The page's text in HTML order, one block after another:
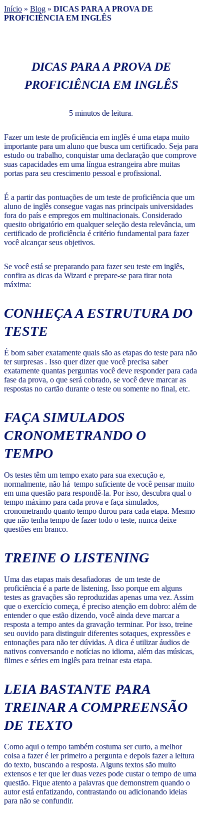
Início » Blog » DICAS PARA A PROVA DE
PROFICIÊNCIA EM INGLÊS
DICAS PARA A PROVA DE
PROFICIÊNCIA EM INGLÊS
5 minutos de leitura.
Fazer um teste de proficiência em inglês é uma etapa muito
importante para um aluno que busca um certificado. Seja para
estudo ou trabalho, conquistar uma declaração que comprove
suas capacidades em uma língua estrangeira abre muitas
portas para seu crescimento pessoal e profissional.
É a partir das pontuações de um teste de proficiência que um
aluno de inglês consegue vagas nas principais universidades
fora do país e empregos em multinacionais. Considerado
quesito obrigatório em qualquer seleção desta relevância, um
certificado de proficiência é critério fundamental para fazer
você alcançar seus objetivos.
Se você está se preparando para fazer seu teste em inglês,
confira as dicas da Wizard e prepare-se para tirar nota
máxima:
CONHEÇA A ESTRUTURA DO
TESTE
É bom saber exatamente quais são as etapas do teste para não
ter surpresas . Isso quer dizer que você precisa saber
exatamente quantas perguntas você deve responder para cada
fase da prova, o que será cobrado, se você deve marcar as
respostas no cartão durante o teste ou somente no final, etc.
FAÇA SIMULADOS
CRONOMETRANDO O
TEMPO
Os testes têm um tempo exato para sua execução e,
normalmente, não há tempo suficiente de você pensar muito
em uma questão para respondê-la. Por isso, descubra qual o
tempo máximo para cada prova e faça simulados,
cronometrando quanto tempo durou para cada etapa. Mesmo
que não tenha tempo de fazer todo o teste, nunca deixe
questões em branco.
TREINE O LISTENING
Uma das etapas mais desafiadoras de um teste de
proficiência é a parte de listening. Isso porque em alguns
testes as gravações são reproduzidas apenas uma vez. Assim
que o exercício começa, é preciso atenção em dobro: além de
entender o que estão dizendo, você ainda deve marcar a
resposta a tempo antes da gravação terminar. Por isso, treine
seu ouvido para distinguir diferentes sotaques, expressões e
entonações para não ter dúvidas. A dica é utilizar áudios de
nativos conversando e notícias no idioma, além das músicas,
filmes e séries em inglês para treinar esta etapa.
LEIA BASTANTE PARA
TREINAR A COMPREENSÃO
DE TEXTO
Como aqui o tempo também costuma ser curto, a melhor
coisa a fazer é ler primeiro a pergunta e depois fazer a leitura
do texto, buscando a resposta. Alguns textos são muito
extensos e ter que ler duas vezes pode custar o tempo de uma
questão. Fique atento a palavras que demonstrem quando o
autor está enfatizando, contrastando ou adicionando ideias
para não se confundir.